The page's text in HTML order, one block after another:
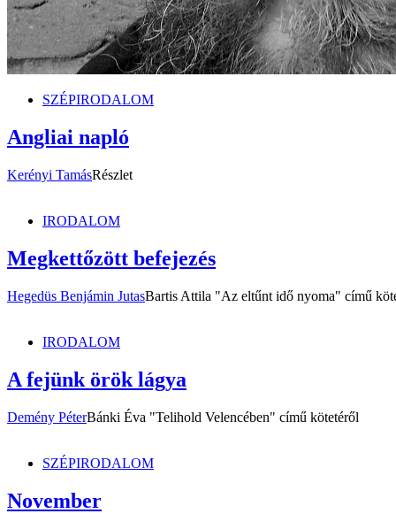
SZÉPIRODALOM
Angliai napló
Kerényi TamásRészlet
IRODALOM
Megkettőzött befejezés
Hegedüs Benjámin JutasBartis Attila "Az eltűnt idő nyoma" című
IRODALOM
A fejünk örök lágya
Demény PéterBánki Éva "Telihold Velencében" című kötetéről
SZÉPIRODALOM
November